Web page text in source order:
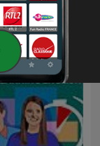
Tout voir